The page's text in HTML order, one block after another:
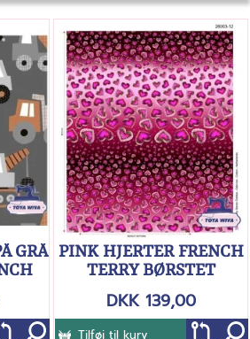
GRÅ PINK HJERTER FRENCH
TERRY BØRSTET
BAGSIDE
DKK 139,00
Tilføj til kurv